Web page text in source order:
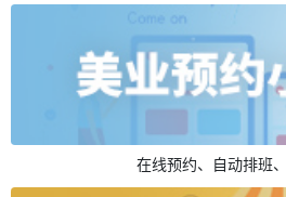
开单收银、聚合支付、